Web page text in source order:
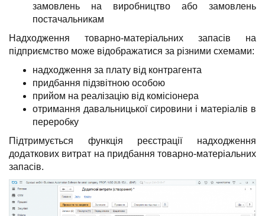
замовлень на виробництво або замовлень
постачальникам
Надходження товарно-матеріальних запасів на
підприємство може відображатися за різними схемами:
надходження за плату від контрагента
придбання підзвітною особою
прийом на реалізацію від комісіонера
отримання давальницької сировини і матеріалів в
переробку
Підтримується функція реєстрації надходження
додаткових витрат на придбання товарно-матеріальних
запасів.